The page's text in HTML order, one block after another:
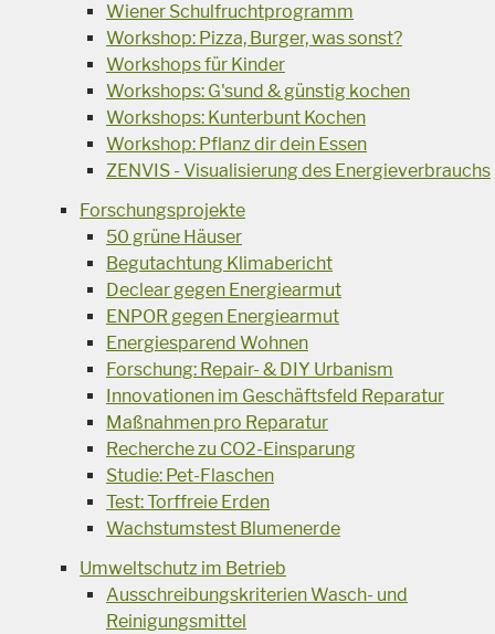
Wiener Schulfruchtprogramm
Workshop: Pizza, Burger, was sonst?
Workshops für Kinder
Workshops: G'sund & günstig kochen
Workshops: Kunterbunt Kochen
Workshop: Pflanz dir dein Essen
ZENVIS - Visualisierung des Energieverbrauchs
Forschungsprojekte
50 grüne Häuser
Begutachtung Klimabericht
Declear gegen Energiearmut
ENPOR gegen Energiearmut
Energiesparend Wohnen
Forschung: Repair- & DIY Urbanism
Innovationen im Geschäftsfeld Reparatur
Maßnahmen pro Reparatur
Recherche zu CO2-Einsparung
Studie: Pet-Flaschen
Test: Torffreie Erden
Wachstumstest Blumenerde
Umweltschutz im Betrieb
Ausschreibungskriterien Wasch- und
Reinigungsmittel